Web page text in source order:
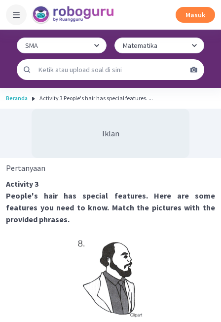
Masuk
Beranda Activity 3 People's hair has special features. ...
Iklan
Pertanyaan
Activity 3
People's hair has special features. Here are some
features you need to know. Match the pictures with the
provided phrases.